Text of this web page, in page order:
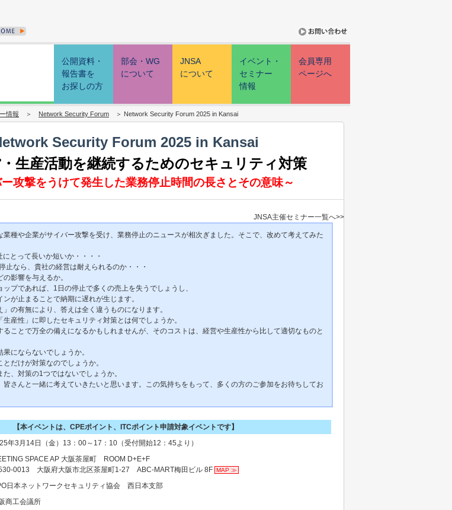
公開資料・
報告書を
お探しの方
部会・WG
について
JNSA
について
イベント・
セミナー
情報
会員専用
ページへ
情報 ＞ Network Security Forum ＞ Network Security Forum 2025 in Kansai
Security Forum 2025 in Kansai
生産活動を継続するためのセキュリティ対策
ー攻撃をうけて発生した業務停止時間の長さとその意味～
JNSA主催セミナー一覧へ>>
業種や企業がサイバー攻撃を受け、業務停止のニュースが相次ぎました。そこで、改めて考えてみた
とって長いか短いか・・・・
止なら、貴社の経営は耐えられるのか・・・
の影響を与えるか。
プであれば、1日の停止で多くの売上を失うでしょうし、
が止まることで納期に遅れが生じます。
の有無により、答えは全く違うものになります。
産性」に即したセキュリティ対策とは何でしょうか。
ることで万全の備えになるかもしれませんが、そのコストは、経営や生産性から比して適切なものと
にならないでしょうか。
だけが対策なのでしょうか。
、対策の1つではないでしょうか。
皆さんと一緒に考えていきたいと思います。この気持ちをもって、多くの方のご参加をお待ちしてお
【本イベントは、CPEポイント、ITCポイント申請対象イベントです】
年3月14日（金）13：00～17：10（受付開始12：45より）
SPACE AP 大阪茶屋町 ROOM D+E+F
0013 大阪府大阪市北区茶屋町1-27 ABC-MART梅田ビル 8F MAP ≫
日本ネットワークセキュリティ協会 西日本支部
商工会議所